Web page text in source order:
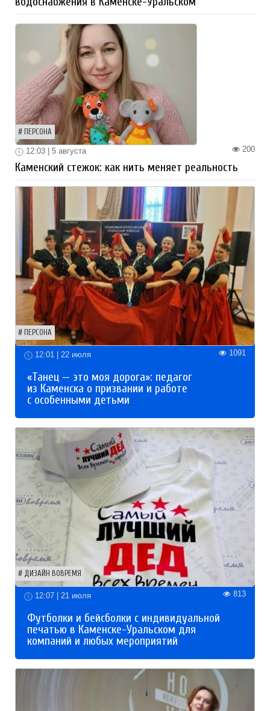
ПЕРСОНА
200
12:03 | 5 августа
Каменский стежок: как нить меняет реальность
ПЕРСОНА
12:01 | 22 июля 1091
«Танец — это моя дорога»: педагог
из Каменска о призвании и работе
с особенными детьми
ДИЗАЙН ВОВРЕМЯ
12:07 | 21 июля 813
Футболки и бейсболки с индивидуальной
печатью в Каменске-Уральском для
компаний и любых мероприятий